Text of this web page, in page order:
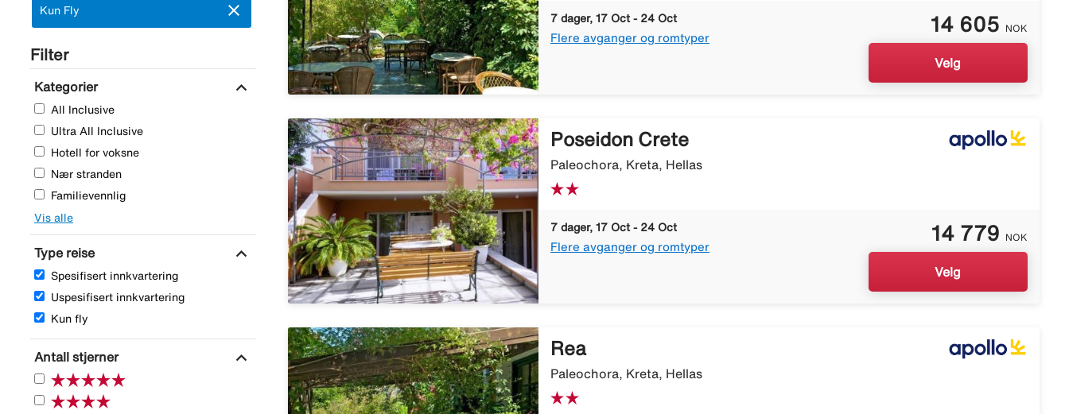
Fjern:
Kun Fly close
Filter
Kategorier expand_more
All Inclusive
Ultra All Inclusive
Hotell for voksne
Nær stranden
Familievennlig
Vis alle
Type reise expand_more
Spesifisert innkvartering
Uspesifisert innkvartering
Kun fly
Antall stjerner expand_more
7 dager, 17 Oct - 24 Oct
Flere avganger og romtyper
14 605 NOK
Velg
Poseidon Crete
Paleochora, Kreta, Hellas
7 dager, 17 Oct - 24 Oct
Flere avganger og romtyper
14 779 NOK
Velg
Rea
Paleochora, Kreta, Hellas